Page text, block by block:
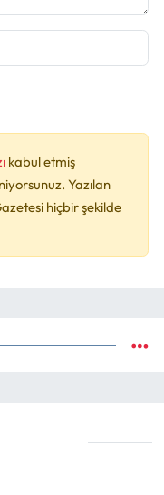
kabul etmiş
Yazılan
hiçbir şekilde